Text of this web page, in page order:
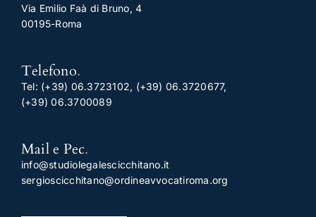
Via Emilio Faà di Bruno, 4
00195-Roma
Telefono.
Tel: (+39) 06.3723102, (+39) 06.3720677,
(+39) 06.3700089
Mail e Pec.
info@studiolegalescicchitano.it
sergioscicchitano@ordineavvocatiroma.org